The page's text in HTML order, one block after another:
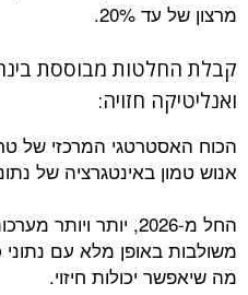
מרצון של עד 20%.
קבלת החלטות מבוססת
ואנליטיקה חזויה:
הכוח האסטרטגי המרכזי של
אנוש טמון באינטגרציה של
החל מ-2026, יותר
משולבות באופן מלא עם
מה שיאפשר יכולות חיזוי.